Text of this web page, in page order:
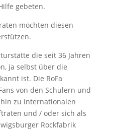
gebeten.
möchten diesen
die seit 36 Jahren
ja selbst über die
ist. Die RoFa
von den Schülern und
zu internationalen
und / oder sich als
Rockfabrik